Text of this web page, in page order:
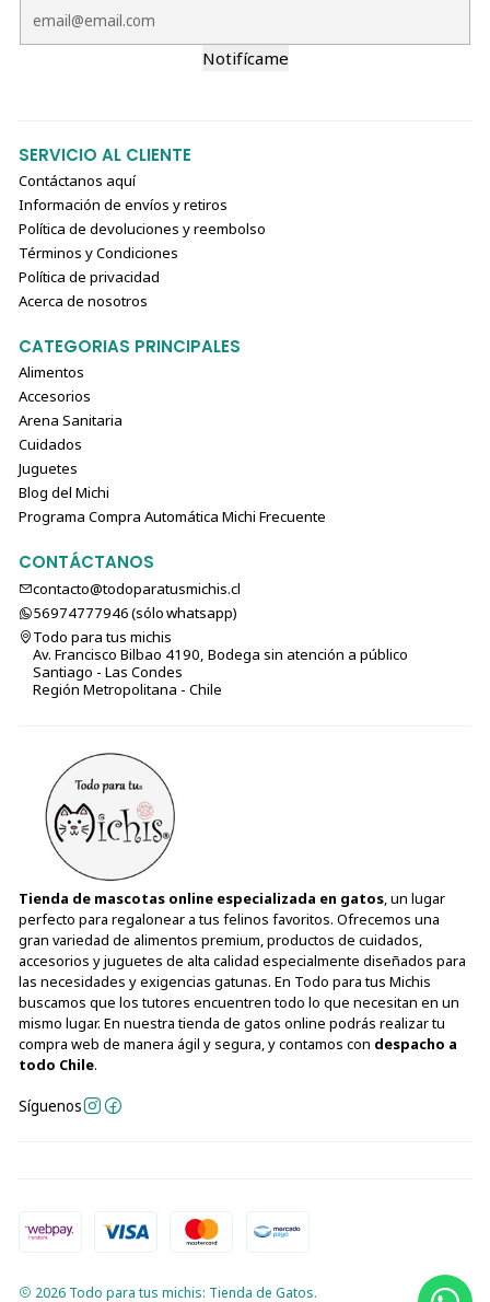
Notifícame
SERVICIO AL CLIENTE
Contáctanos aquí
Información de envíos y retiros
Política de devoluciones y reembolso
Términos y Condiciones
Política de privacidad
Acerca de nosotros
CATEGORIAS PRINCIPALES
Alimentos
Accesorios
Arena Sanitaria
Cuidados
Juguetes
Blog del Michi
Programa Compra Automática Michi Frecuente
CONTÁCTANOS
contacto@todoparatusmichis.cl
56974777946 (sólo⁣⁣⁣⁣⁣​​​​​​​​​​​​​​​ whatsapp)
Todo para tus michis
Av. Francisco Bilbao 4190, Bodega sin atención a público
Santiago - Las Condes
Región Metropolitana - Chile
Tienda de mascotas online especializada en gatos, un lugar
perfecto para regalonear a tus felinos favoritos. Ofrecemos una
gran variedad de alimentos premium, productos de cuidados,
accesorios y juguetes de alta calidad especialmente diseñados para
las necesidades y exigencias gatunas. En Todo para tus Michis
buscamos que los tutores encuentren todo lo que necesitan en un
mismo lugar. En nuestra tienda de gatos online podrás realizar tu
compra web de manera ágil y segura, y contamos con despacho a
todo Chile.
Síguenos
2026 Todo para tus michis: Tienda de Gatos.